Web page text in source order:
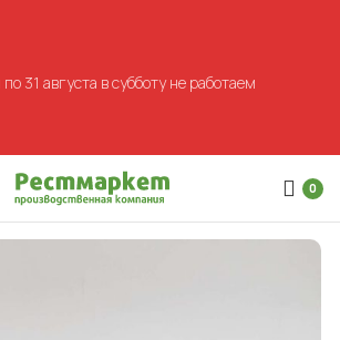
0
31 августа в субботу не работаем